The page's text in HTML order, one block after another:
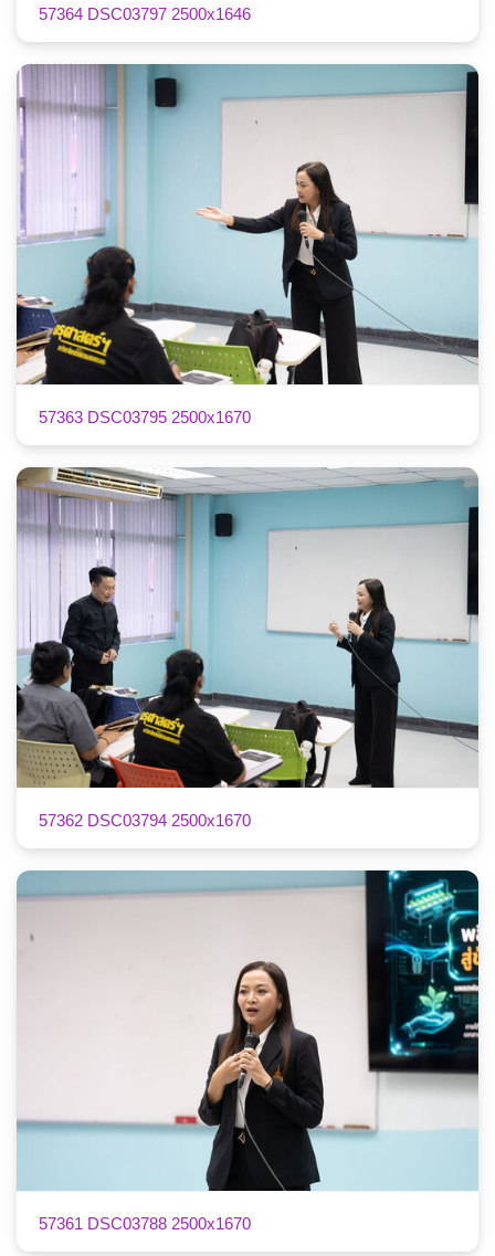
57364 DSC03797 2500x1646
57363 DSC03795 2500x1670
57362 DSC03794 2500x1670
57361 DSC03788 2500x1670